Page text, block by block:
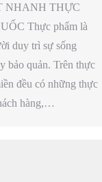
NHANH THỰC
Thực phẩm là
duy trì sự sống
bảo quản. Trên thực
đều có những thực
hàng,…